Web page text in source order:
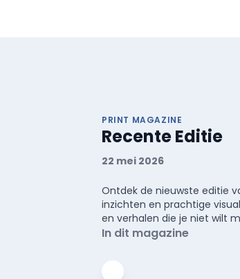
PRINT MAGAZINE
Recente Editie
22 mei 2026
Ontdek de nieuwste editie
inzichten en prachtige
en verhalen die je niet wilt
In dit magazine